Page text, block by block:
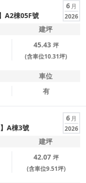
A2棟05F號
6 月
2026
建坪
45.43 坪
(含車位10.31坪)
車位
有
A棟3號
6 月
2026
建坪
42.07 坪
(含車位9.51坪)